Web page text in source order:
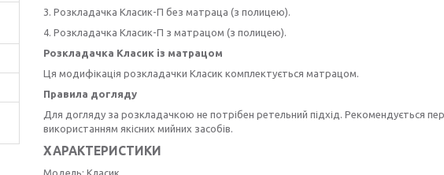
3. Розкладачка Класик-П без матраца (з полицею).
4. Розкладачка Класик-П з матрацом (з полицею).
Розкладачка Класик із матрацом
Ця модифікація розкладачки Класик комплектується матрацом.
Правила догляду
Для догляду за розкладачкою не потрібен ретельний підхід. Рекомендується
використанням якісних мийних засобів.
ХАРАКТЕРИСТИКИ
Модель: Класик